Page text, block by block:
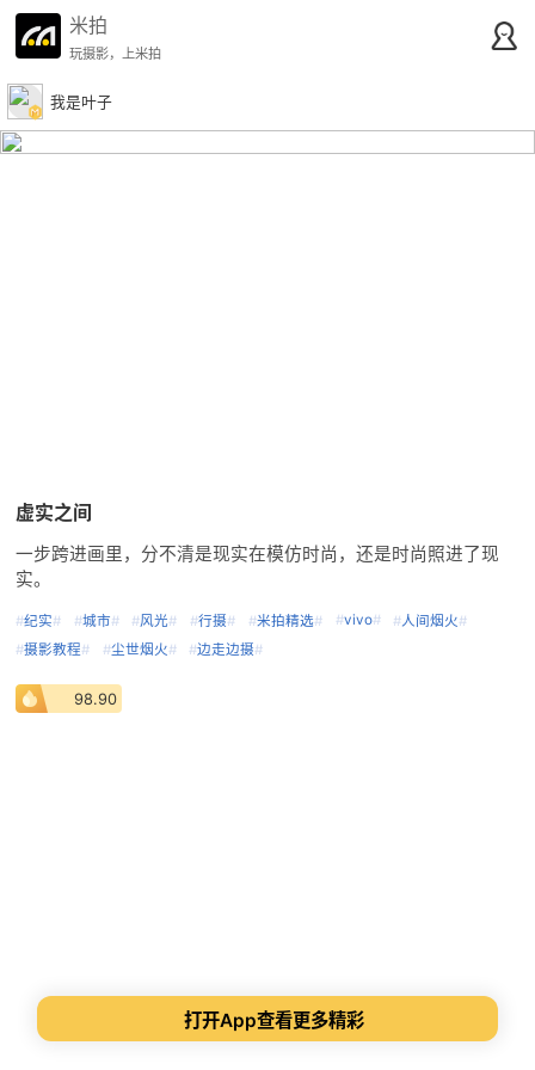
米拍
玩摄影，上米拍
我是叶子
虚实之间
一步跨进画里，分不清是现实在模仿时尚，还是时尚照进了现
实。
#纪实# #城市# #风光# #行摄# #米拍精选# #vivo# #人间烟火#
#摄影教程# #尘世烟火# #边走边摄#
98.90
打开App查看更多精彩